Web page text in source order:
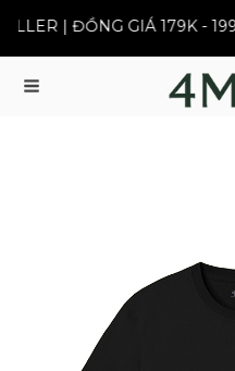
| ĐỒNG GIÁ 179K - 199K